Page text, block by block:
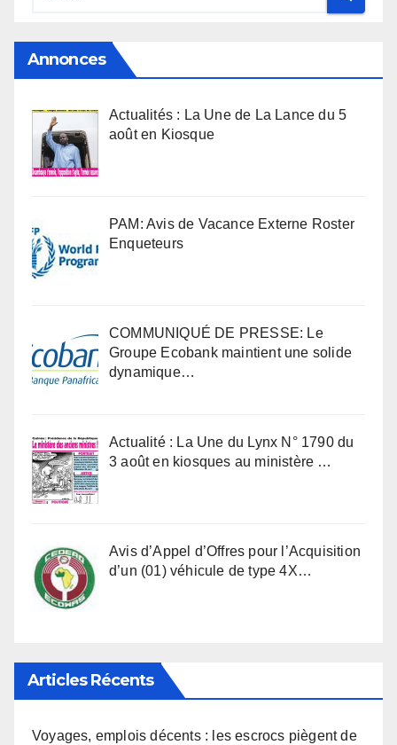
Annonces
Actualités : La Une de La Lance du 5
août en Kiosque
PAM: Avis de Vacance Externe Roster
Enqueteurs
COMMUNIQUÉ DE PRESSE: Le
Groupe Ecobank maintient une solide
dynamique…
Actualité : La Une du Lynx N° 1790 du
3 août en kiosques au ministère …
Avis d’Appel d’Offres pour l’Acquisition
d’un (01) véhicule de type 4X…
Articles Récents
Voyages, emplois décents : les escrocs piègent de